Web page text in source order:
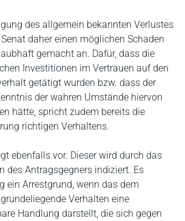
des allgemein bekannten Verlustes
daher einen möglichen Schaden
gemacht an. Dafür, dass die
Investitionen im Vertrauen auf den
getätigt wurden bzw. dass der
der wahren Umstände hiervon
hätte, spricht zudem bereits die
richtigen Verhaltens.
ebenfalls vor. Dieser wird durch das
des Antragsgegners indiziert. Es
ein Arrestgrund, wenn das dem
Verhalten eine
Handlung darstellt, die sich gegen